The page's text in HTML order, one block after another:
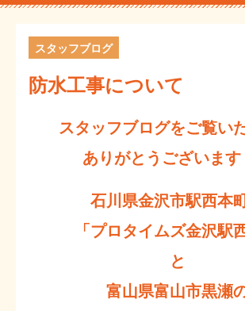
防水工事について
スタッフブログ
スタッフブログをご覧い
ありがとうございます
石川県金沢市駅西本
「プロタイムズ金沢駅
と
富山県富山市黒瀬